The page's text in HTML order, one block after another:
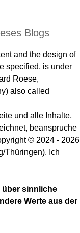
Blogs
and the design of
specified, is under
Roese,
also called
und alle Inhalte,
beanspruche
© 2024 - 2026
Thüringen). Ich
über sinnliche
Werte aus der